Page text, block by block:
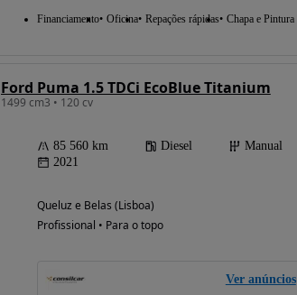
Financiamento Oficina Repações rápidas Chapa e Pintura
Ford Puma 1.5 TDCi EcoBlue Titanium
1499 cm3 • 120 cv
85 560 km Diesel
Manual
2021
Queluz e Belas (Lisboa)
Profissional • Para o topo
Ver anúncios